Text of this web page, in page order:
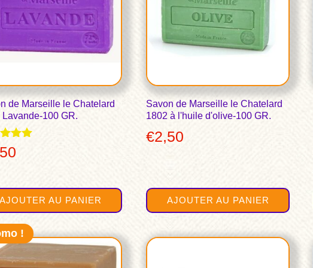
de Marseille le Chatelard
Lavande-100 GR.
AJOUTER AU PANIER
Savon de Marseille le Chatelard
1802 à l'huile d'olive-100 GR.
€2,50
AJOUTER AU PANIER
!